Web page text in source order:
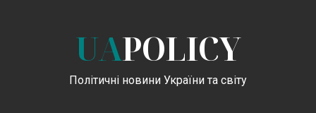
UAPOLICY
Політичні новини України та світу